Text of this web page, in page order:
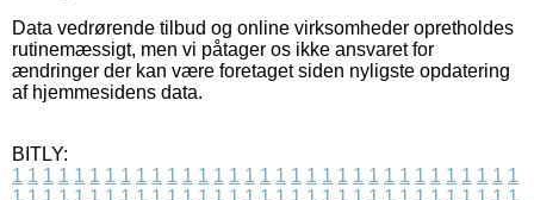
Data vedrørende tilbud og online virksomheder opretholdes
rutinemæssigt, men vi påtager os ikke ansvaret for
ændringer der kan være foretaget siden nyligste opdatering
af hjemmesidens data.
BITLY:
1 1 1 1 1 1 1 1 1 1 1 1 1 1 1 1 1 1 1 1 1 1 1 1 1 1 1 1 1 1 1 1 1